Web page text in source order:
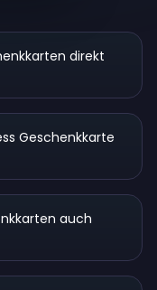
direkt
Geschenkkarte
auch